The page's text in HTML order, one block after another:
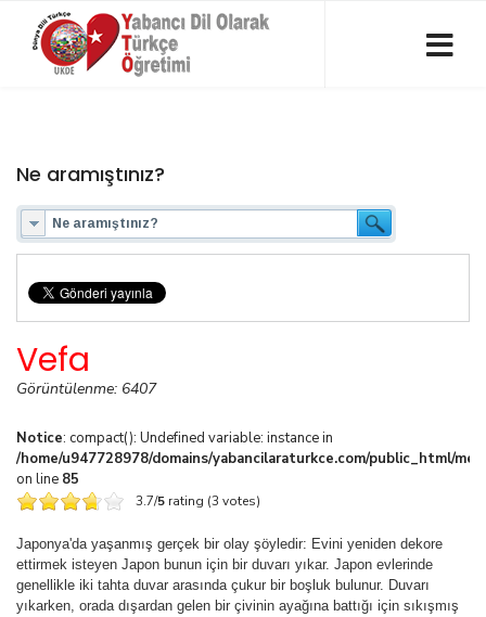
Ne aramıştınız?
Vefa
Görüntülenme: 6407
Notice: compact(): Undefined variable: instance in
/home/u947728978/domains/yabancilaraturkce.com/public_html/
on line 85
3.7/5 rating (3 votes)
Japonya'da yaşanmış gerçek bir olay şöyledir: Evini yeniden dekore
ettirmek isteyen Japon bunun için bir duvarı yıkar. Japon evlerinde
genellikle iki tahta duvar arasında çukur bir boşluk bulunur. Duvarı
yıkarken, orada dışardan gelen bir çivinin ayağına battığı için sıkışmış